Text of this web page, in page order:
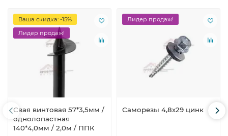
Ваша скидка: -15%
Лидер продаж!
Свая винтовая 57*3,5мм /
однолопастная
140*4,0мм / 2,0м / ППК
Лидер продаж!
Саморезы 4,8х29 цинк